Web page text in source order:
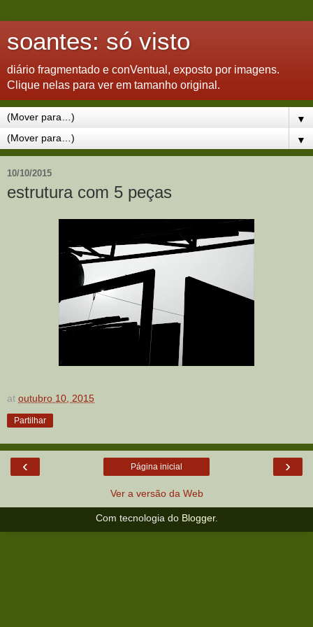
soantes: só visto
diário fragmentado e conVentual, exposto por imagens.
Clique nelas para ver em tamanho original.
▼
▼
10/10/2015
estrutura com 5 peças
at outubro 10, 2015
Partilhar
‹ ›
Página inicial
Ver a versão da Web
Com tecnologia do Blogger.